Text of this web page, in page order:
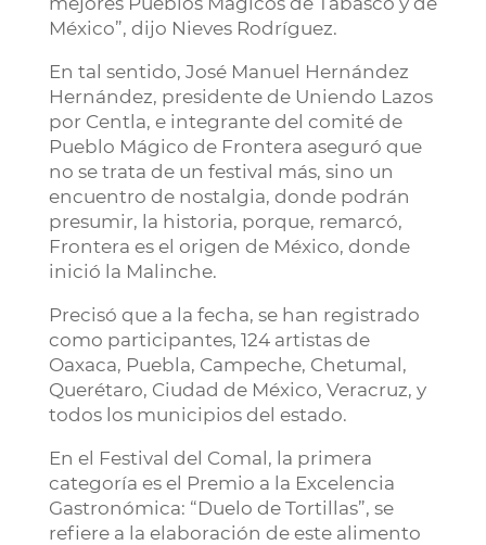
México”, dijo Nieves Rodríguez.
En tal sentido, José Manuel Hernández
Hernández, presidente de Uniendo Lazos
por Centla, e integrante del comité de
Pueblo Mágico de Frontera aseguró que
no se trata de un festival más, sino un
encuentro de nostalgia, donde podrán
presumir, la historia, porque, remarcó,
Frontera es el origen de México, donde
inició la Malinche.
Precisó que a la fecha, se han registrado
como participantes, 124 artistas de
Oaxaca, Puebla, Campeche, Chetumal,
Querétaro, Ciudad de México, Veracruz, y
todos los municipios del estado.
En el Festival del Comal, la primera
categoría es el Premio a la Excelencia
Gastronómica: “Duelo de Tortillas”, se
refiere a la elaboración de este alimento